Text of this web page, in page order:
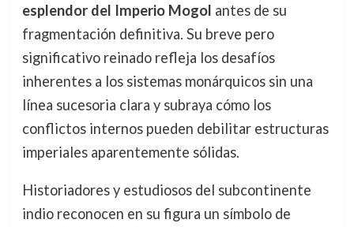
esplendor del Imperio Mogol antes de su
fragmentación definitiva. Su breve pero
significativo reinado refleja los desafíos
inherentes a los sistemas monárquicos sin una
línea sucesoria clara y subraya cómo los
conflictos internos pueden debilitar estructuras
imperiales aparentemente sólidas.
Historiadores y estudiosos del subcontinente
indio reconocen en su figura un símbolo de